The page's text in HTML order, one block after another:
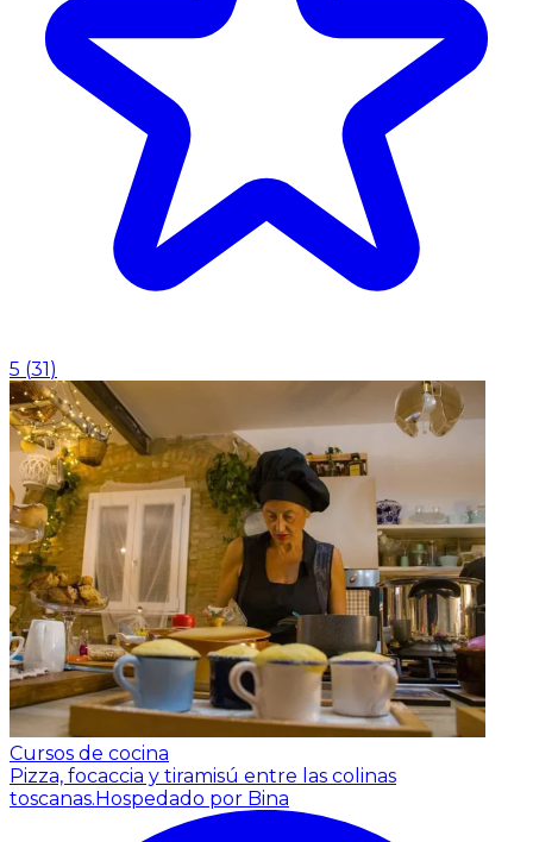
5 (31)
Cursos de cocina
Pizza, focaccia y tiramisú entre las colinas
toscanas.Hospedado por Bina